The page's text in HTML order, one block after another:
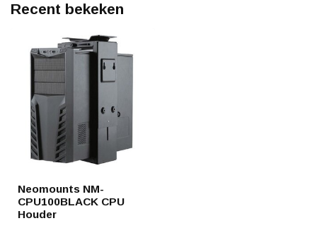
Recent bekeken
Neomounts NM-
CPU100BLACK CPU
Houder